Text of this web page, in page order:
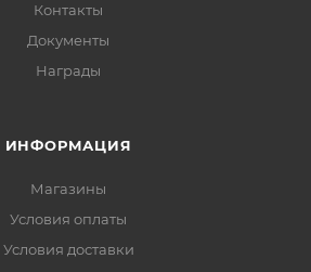
Контакты
Документы
Награды
ИНФОРМАЦИЯ
Магазины
Условия оплаты
Условия доставки